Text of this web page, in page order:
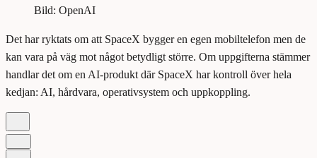
Bild: OpenAI
Det har ryktats om att SpaceX bygger en egen mobiltelefon men de
kan vara på väg mot något betydligt större. Om uppgifterna stämmer
handlar det om en AI-produkt där SpaceX har kontroll över hela
kedjan: AI, hårdvara, operativsystem och uppkoppling.